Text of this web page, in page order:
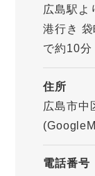
広島駅よ
港行き
で約10分
住所
広島市
電話番号